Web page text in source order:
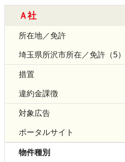
Ａ社
所在地／免許
埼玉県所沢市所在／免許（5）
措置
違約金課徴
対象広告
ポータルサイト
物件種別